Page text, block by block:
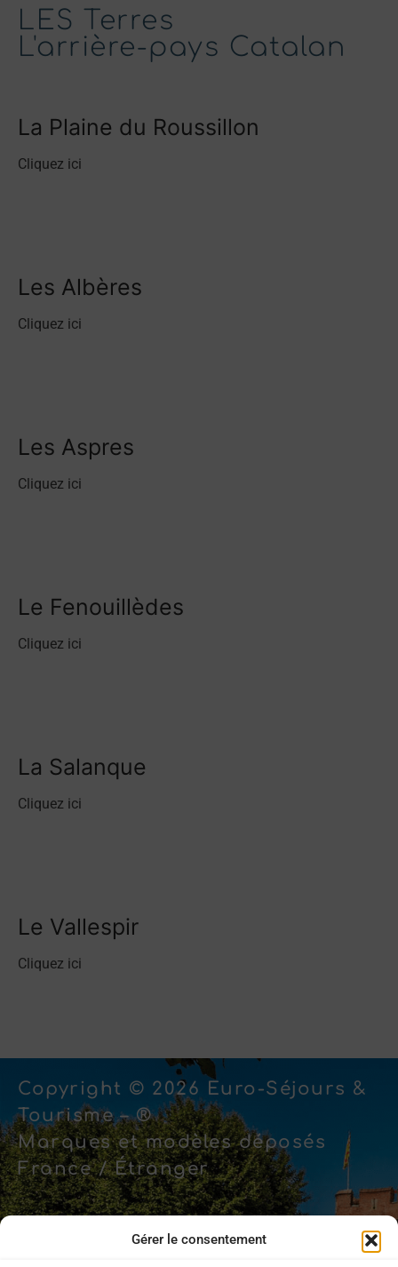
Gérer le consentement
LES Terres
L'arrière-pays Catalan
La Plaine du Roussillon
Cliquez ici
Les Albères
Cliquez ici
Les Aspres
Cliquez ici
Le Fenouillèdes
Cliquez ici
La Salanque
Cliquez ici
Le Vallespir
Cliquez ici
Copyright © 2026 Euro-Séjours &
Tourisme – ®
Marques et modèles déposés
France / Étranger